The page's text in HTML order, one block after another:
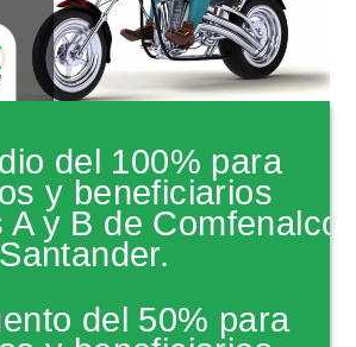
INVESTIGACIONES
EDUCACIÓN CONTINUA
NOTICIAS
del 100% para
y beneficiarios
A y B de Comfenalco
Santander.
del 50% para